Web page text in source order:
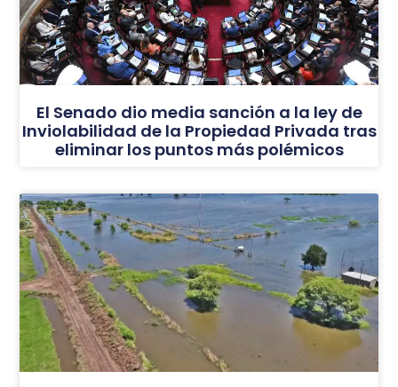
El Senado dio media sanción a la ley de
Inviolabilidad de la Propiedad Privada tras
eliminar los puntos más polémicos